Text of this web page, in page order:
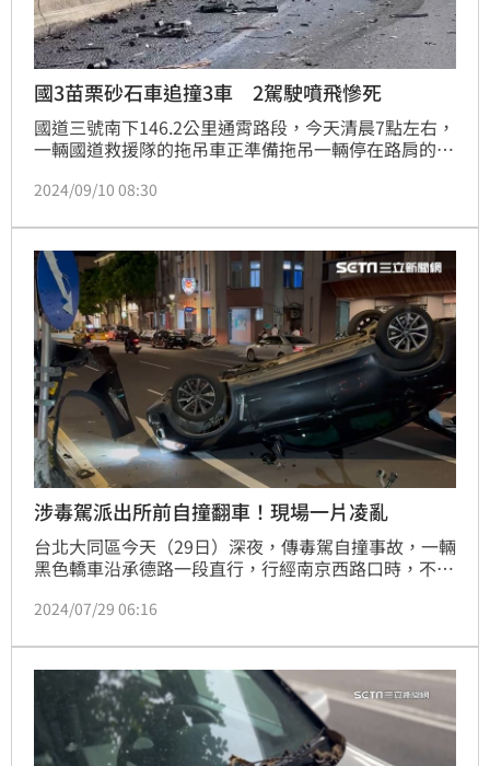
國3苗栗砂石車追撞3車 2駕駛噴飛慘死
國道三號南下146.2公里通霄路段，今天清晨7點左右，
一輛國道救援隊的拖吊車正準備拖吊一輛停在路肩的大
體扭曲變形，連拖吊車司機和貨車駕駛也都被撞飛，失
一步調查。
2024/09/10 08:30
涉毒駕派出所前自撞翻車！現場一片凌亂
台北大同區今天（29日）深夜，傳毒駕自撞事故，一輛
黑色轎車沿承德路一段直行，行經南京西路口時，不慎
飛，還有車體零件卡在號誌桿上，駕駛手腳擦挫傷，意
顆煙焦油彈，又被驗出毒品成分，後遭警方依法移送。
2024/07/29 06:16